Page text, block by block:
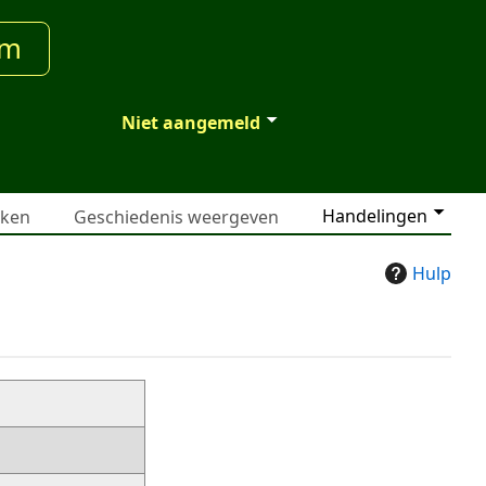
Niet aangemeld
Handelingen
Geschiedenis weergeven
Hulp